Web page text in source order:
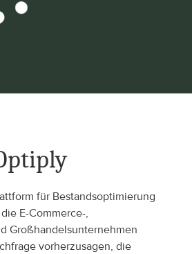
für Bestandsoptimierung
E-Commerce-,
Großhandelsunternehmen
vorherzusagen, die